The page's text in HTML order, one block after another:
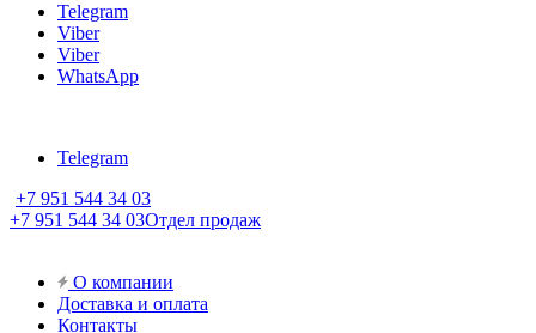
Telegram
Viber
Viber
WhatsApp
Telegram
+7 951 544 34 03
+7 951 544 34 03Отдел продаж
О компании
Доставка и оплата
Контакты